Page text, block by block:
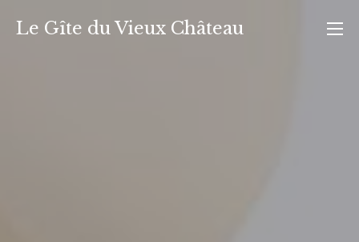
Le Gîte du Vieux Château